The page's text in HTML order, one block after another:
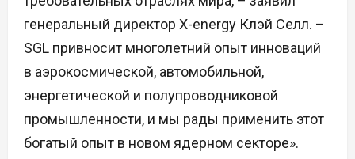
генеральный директор X-energy Клэй Селл. –
SGL привносит многолетний опыт инноваций
в аэрокосмической, автомобильной,
энергетической и полупроводниковой
промышленности, и мы рады применить этот
богатый опыт в новом ядерном секторе».